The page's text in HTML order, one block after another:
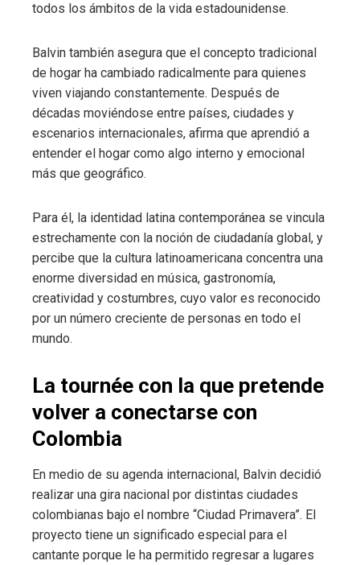
todos los ámbitos de la vida estadounidense.
Balvin también asegura que el concepto tradicional
de hogar ha cambiado radicalmente para quienes
viven viajando constantemente. Después de
décadas moviéndose entre países, ciudades y
escenarios internacionales, afirma que aprendió a
entender el hogar como algo interno y emocional
más que geográfico.
Para él, la identidad latina contemporánea se vincula
estrechamente con la noción de ciudadanía global, y
percibe que la cultura latinoamericana concentra una
enorme diversidad en música, gastronomía,
creatividad y costumbres, cuyo valor es reconocido
por un número creciente de personas en todo el
mundo.
La tournée con la que pretende
volver a conectarse con
Colombia
En medio de su agenda internacional, Balvin decidió
realizar una gira nacional por distintas ciudades
colombianas bajo el nombre “Ciudad Primavera”. El
proyecto tiene un significado especial para el
cantante porque le ha permitido regresar a lugares